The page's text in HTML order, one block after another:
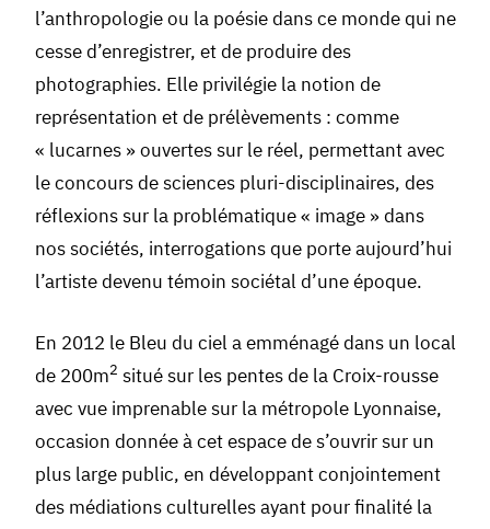
l’anthropologie ou la poésie dans ce monde qui ne
cesse d’enregistrer, et de produire des
photographies. Elle privilégie la notion de
représentation et de prélèvements : comme
« lucarnes » ouvertes sur le réel, permettant avec
le concours de sciences pluri-disciplinaires, des
réflexions sur la problématique « image » dans
nos sociétés, interrogations que porte aujourd’hui
l’artiste devenu témoin sociétal d’une époque.
En 2012 le Bleu du ciel a emménagé dans un local
de 200m2 situé sur les pentes de la Croix-rousse
avec vue imprenable sur la métropole Lyonnaise,
occasion donnée à cet espace de s’ouvrir sur un
plus large public, en développant conjointement
des médiations culturelles ayant pour finalité la